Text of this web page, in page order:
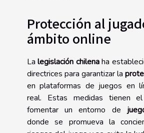
Protección al
ámbito online
Lalegislación chilenaha
directrices para garantizar la
en plataformas de juegos en
real. Estas medidas tienen
fomentar un entorno de
donde se promueva la